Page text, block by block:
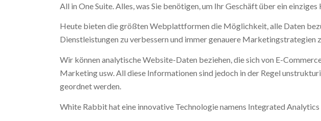
All in One Suite. Alles, was Sie benötigen, um Ihr Geschäft über ein einziges
Heute bieten die größten Webplattformen die Möglichkeit, alle Daten
Dienstleistungen zu verbessern und immer genauere Marketingstrategien
Wir können analytische Website-Daten beziehen, die sich von E-
Marketing usw. All diese Informationen sind jedoch in der Regel
geordnet werden.
White Rabbit hat eine innovative Technologie namens Integrated